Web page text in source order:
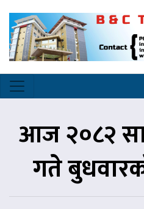
आज २०८२
गते